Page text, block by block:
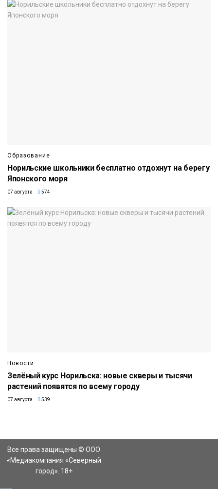
Образование
Норильские школьники бесплатно отдохнут на берегу
Японского моря
07 августа 574
Новости
Зелёный курс Норильска: новые скверы и тысячи
растений появятся по всему городу
07 августа 539
Все права защищены © ООО
«Медиакомпания «Северный
город». 18+